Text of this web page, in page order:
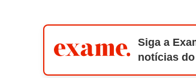
Siga a
notícias